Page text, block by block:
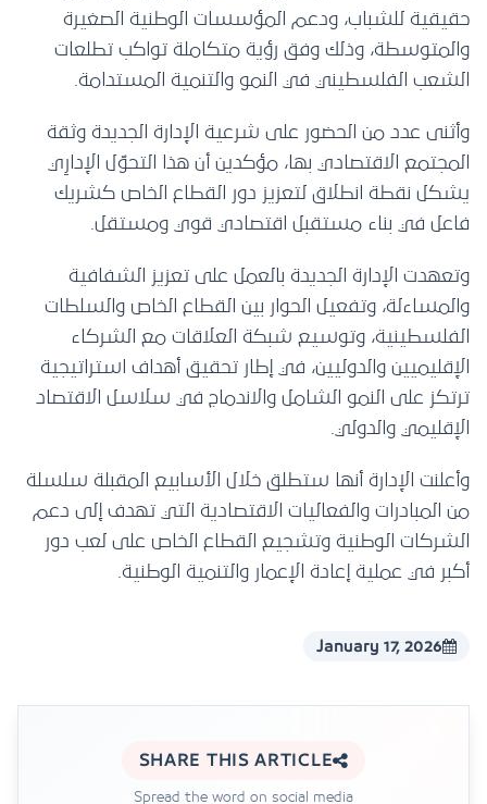
حقيقية للشباب، ودعم المؤسسات الوطنية الصغيرة
والمتوسطة، وذلك وفق رؤية متكاملة تواكب تطلعات
الشعب الفلسطيني في النمو والتنمية المستدامة.
وأثنى عدد من الحضور على شرعية الإدارة الجديدة وثقة
المجتمع الاقتصادي بها، مؤكدين أن هذا التحوّل الإدارِي
يشكل نقطة انطلاق لتعزيز دور القطاع الخاص كشريك
فاعل في بناء مستقبل اقتصادي قوي ومستقل.
وتعهدت الإدارة الجديدة بالعمل على تعزيز الشفافية
والمساءلة، وتفعيل الحوار بين القطاع الخاص والسلطات
الفلسطينية، وتوسيع شبكة العلاقات مع الشركاء
الإقليميين والدوليين، في إطار تحقيق أهداف استراتيجية
ترتكز على النمو الشامل والاندماج في سلاسل الاقتصاد
الإقليمي والدولي.
وأعلنت الإدارة أنها ستطلق خلال الأسابيع المقبلة سلسلة
من المبادرات والفعاليات الاقتصادية التي تهدف إلى دعم
الشركات الوطنية وتشجيع القطاع الخاص على لعب دور
أكبر في عملية إعادة الإعمار والتنمية الوطنية.
January 17, 2026
SHARE THIS ARTICLE
Spread the word on social media